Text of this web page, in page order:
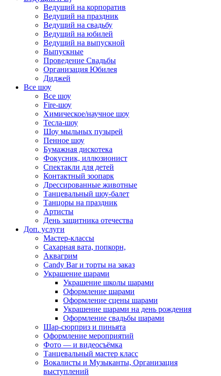
Ведущий на корпоратив
Ведущий на праздник
Ведущий на свадьбу
Ведущий на юбилей
Ведущий на выпускной
Выпускные
Проведение Свадьбы
Организация Юбилея
Диджей
Все шоу
Все шоу
Fire-шоу
Химическое/научное шоу
Тесла-шоу
Шоу мыльных пузырей
Пенное шоу
Бумажная дискотека
Фокусник, иллюзионист
Спектакли для детей
Контактный зоопарк
Дрессированные животные
Танцевальный шоу-балет
Танцоры на праздник
Артисты
День защитника отечества
Доп. услуги
Мастер-классы
Сахарная вата, попкорн,
Аквагрим
Candy Bar и торты на заказ
Украшение шарами
Украшение школы шарами
Оформление шарами
Оформление сцены шарами
Украшение шарами на день рождения
Оформление свадьбы шарами
Шар-сюрприз и пиньята
Оформление мероприятий
Фото — и видеосъёмка
Танцевальный мастер класс
Вокалисты и Музыканты, Организация
выступлений